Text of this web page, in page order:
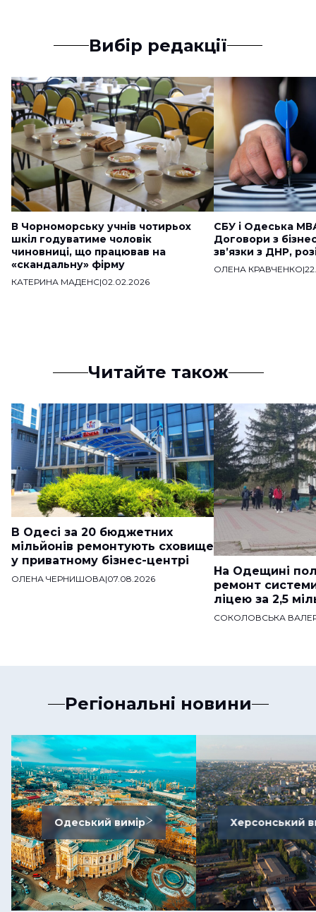
Вибір редакції
В Чорноморську учнів чотирьох
шкіл годуватиме чоловік
чиновниці, що працював на
«скандальну» фірму
КАТЕРИНА МАДЕНС|02.02.2026
СБУ і Одеська
Договори з
звʼязки з ДНР,
ОЛЕНА КРАВЧЕНКО|
Читайте також
В Одесі за 20 бюджетних
мільйонів ремонтують сховище
у приватному бізнес-центрі
ОЛЕНА ЧЕРНИШОВА|07.08.2026
На Одещині
ремонт
ліцею за 2,5
СОКОЛОВСЬКА
Регіональні новини
Одеський вимір Херсонський